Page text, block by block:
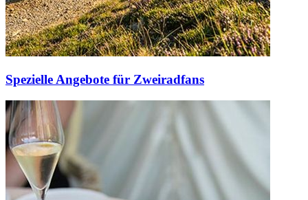
Spezielle Angebote für Zweiradfans